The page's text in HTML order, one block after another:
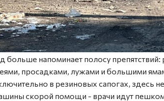
больше напоминает полосу препятствий:
просадками, лужами и большими
в резиновых сапогах, здесь
скорой помощи - врачи идут